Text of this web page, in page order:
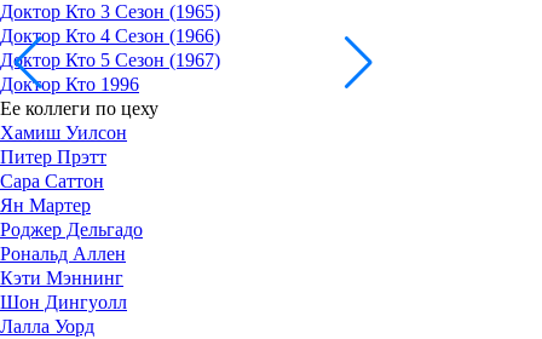
Доктор Кто 3 Сезон (1965)
Доктор Кто 4 Сезон (1966)
Доктор Кто 5 Сезон (1967)
Доктор Кто 1996
Ее коллеги по цеху
Хамиш Уилсон
Питер Прэтт
Сара Саттон
Ян Мартер
Роджер Дельгадо
Рональд Аллен
Кэти Мэннинг
Шон Дингуолл
Лалла Уорд